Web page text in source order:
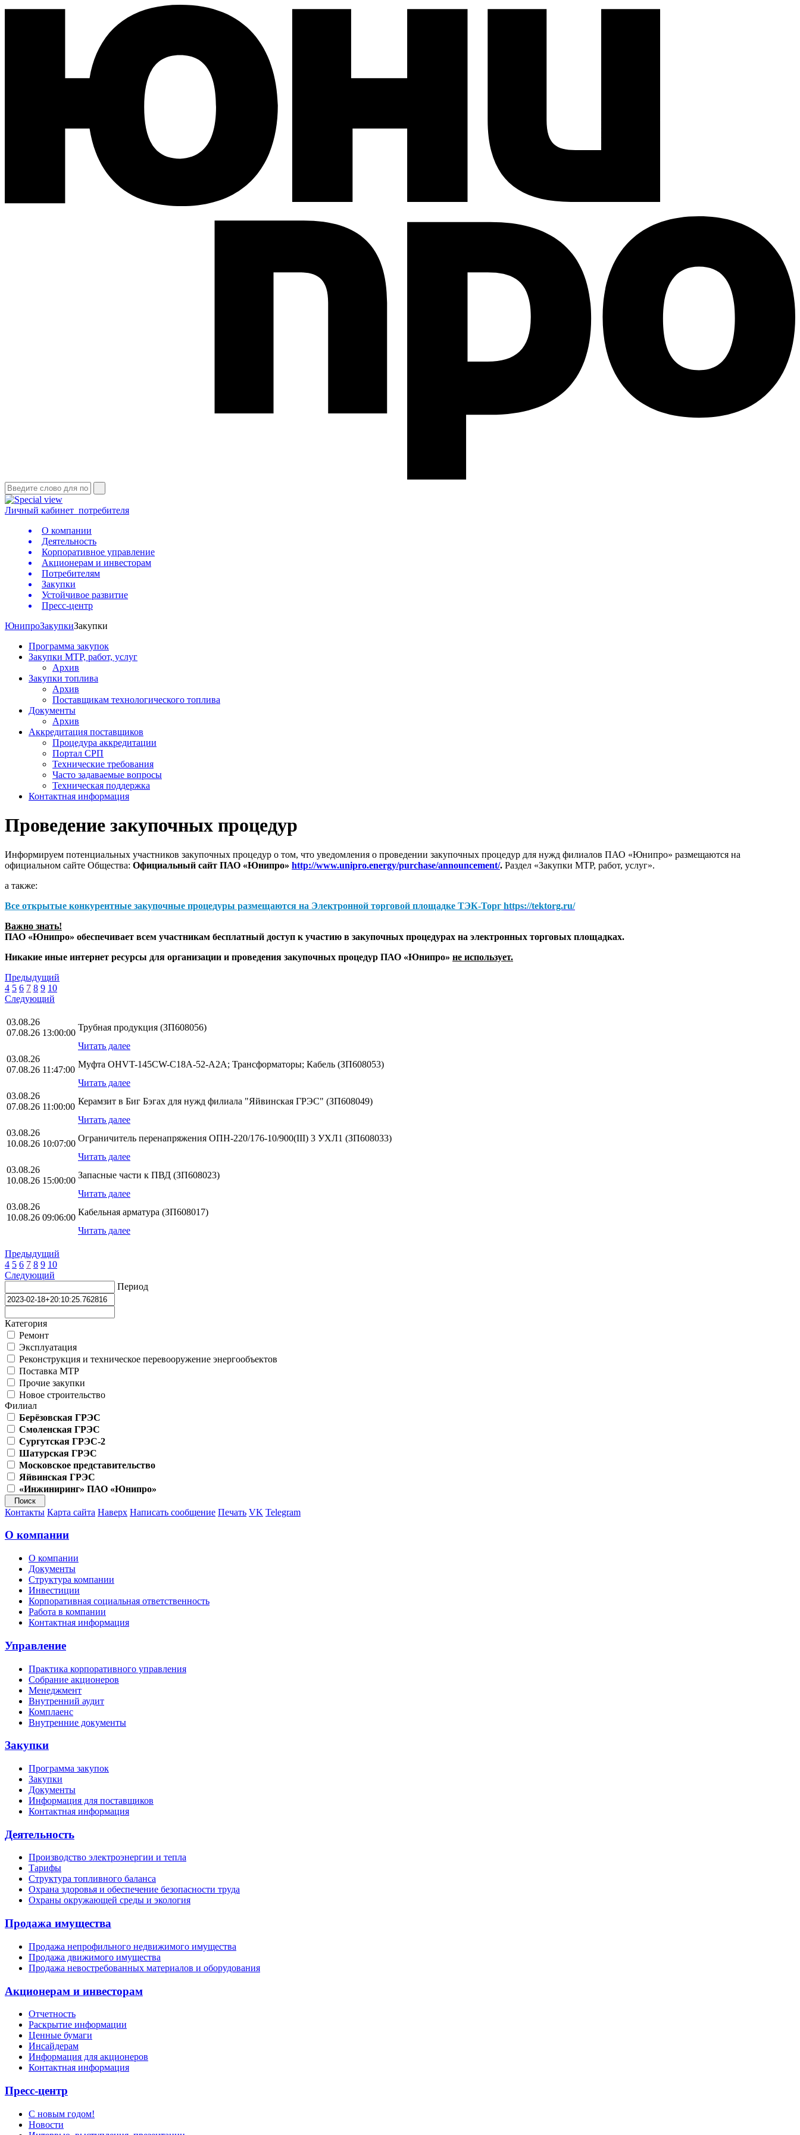
Личный кабинет потребителя
О компании
Деятельность
Корпоративное управление
Акционерам и инвесторам
Потребителям
Закупки
Устойчивое развитие
Пресс-центр
ЮнипроЗакупкиЗакупки
Программа закупок
Закупки МТР, работ, услуг
Архив
Закупки топлива
Архив
Поставщикам технологического топлива
Документы
Архив
Аккредитация поставщиков
Процедура аккредитации
Портал СРП
Технические требования
Часто задаваемые вопросы
Техническая поддержка
Контактная информация
Проведение закупочных процедур
Информируем потенциальных участников закупочных процедур о том, что уведомления о проведении закупочных процедур для нужд филиалов ПАО «Юнипро» размещаются на
официальном сайте Общества: Официальный сайт ПАО «Юнипро» http://www.unipro.energy/purchase/announcement/. Раздел «Закупки МТР, работ, услуг».
а также:
Все открытые конкурентные закупочные процедуры размещаются на Электронной торговой площадке ТЭК-Торг https://tektorg.ru/
Важно знать!
ПАО «Юнипро» обеспечивает всем участникам бесплатный доступ к участию в закупочных процедурах на электронных торговых площадках.
Никакие иные интернет ресурсы для организации и проведения закупочных процедур ПАО «Юнипро» не использует.
Предыдущий
4 5 6 7 8 9 10
Следующий
03.08.26
07.08.26 13:00:00
Трубная продукция (ЗП608056)
Читать далее
03.08.26
07.08.26 11:47:00
Муфта OHVT-145CW-C18A-52-A2A; Трансформаторы; Кабель (ЗП608053)
Читать далее
03.08.26
07.08.26 11:00:00
Керамзит в Биг Бэгах для нужд филиала "Яйвинская ГРЭС" (ЗП608049)
Читать далее
03.08.26
10.08.26 10:07:00
Ограничитель перенапряжения ОПН-220/176-10/900(III) 3 УХЛ1 (ЗП608033)
Читать далее
03.08.26
10.08.26 15:00:00
Запасные части к ПВД (ЗП608023)
Читать далее
03.08.26
10.08.26 09:06:00
Кабельная арматура (ЗП608017)
Читать далее
Предыдущий
4 5 6 7 8 9 10
Следующий
Период
Категория
Ремонт
Эксплуатация
Реконструкция и техническое перевооружение энергообъектов
Поставка МТР
Прочие закупки
Новое строительство
Филиал
Берёзовская ГРЭС
Смоленская ГРЭС
Сургутская ГРЭС-2
Шатурская ГРЭС
Московское представительство
Яйвинская ГРЭС
«Инжиниринг» ПАО «Юнипро»
Контакты Карта сайта Наверх Написать сообщение Печать VK Telegram
О компании
О компании
Документы
Структура компании
Инвестиции
Корпоративная социальная ответственность
Работа в компании
Контактная информация
Управление
Практика корпоративного управления
Собрание акционеров
Менеджмент
Внутренний аудит
Комплаенс
Внутренние документы
Закупки
Программа закупок
Закупки
Документы
Информация для поставщиков
Контактная информация
Деятельность
Производство электроэнергии и тепла
Тарифы
Структура топливного баланса
Охрана здоровья и обеспечение безопасности труда
Охраны окружающей среды и экология
Продажа имущества
Продажа непрофильного недвижимого имущества
Продажа движимого имущества
Продажа невостребованных материалов и оборудования
Акционерам и инвесторам
Отчетность
Раскрытие информации
Ценные бумаги
Инсайдерам
Информация для акционеров
Контактная информация
Пресс-центр
С новым годом!
Новости